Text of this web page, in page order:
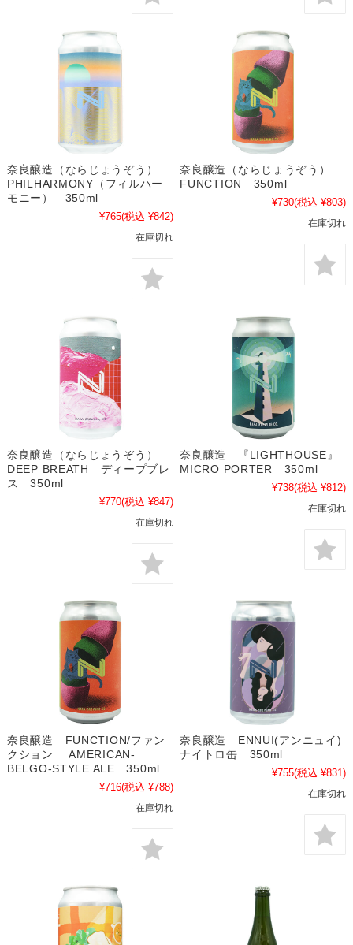
奈良醸造（ならじょうぞう）
PHILHARMONY（フィルハー
モニー） 350ml
¥765(税込 ¥842)
在庫切れ
奈良醸造（ならじょうぞう）
FUNCTION 350ml
¥730(税込 ¥803)
在庫切れ
奈良醸造（ならじょうぞう）
DEEP BREATH ディープブレ
ス 350ml
¥770(税込 ¥847)
在庫切れ
奈良醸造 『LIGHTHOUSE』
MICRO PORTER 350ml
¥738(税込 ¥812)
在庫切れ
奈良醸造 FUNCTION/ファン
クション AMERICAN-
BELGO-STYLE ALE 350ml
¥716(税込 ¥788)
在庫切れ
奈良醸造 ENNUI(アンニュイ)
ナイトロ缶 350ml
¥755(税込 ¥831)
在庫切れ